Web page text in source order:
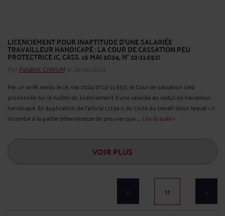
LICENCIEMENT POUR INAPTITUDE D’UNE SALARIÉE
TRAVAILLEUR HANDICAPÉ : LA COUR DE CASSATION PEU
PROTECTRICE (C. CASS. 15 MAI 2024, N° 22-11.652)
Par Frédéric CHHUMle 29/06/2024
Par un arrêt rendu le 15 mai 2024 (n°22-11.652), la Cour de cassation s’est
prononcée sur la nullité du licenciement d’une salariée au statut de travailleur
handicapé. En application de l’article L1134-1 du Code du travail selon lequel « il
incombe à la partie défenderesse de prouver que ... Lire la suite >
VOIR PLUS
< 11 >